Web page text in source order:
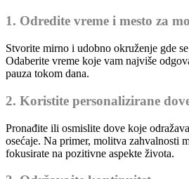
1. Odredite vreme i mesto za
Stvorite mirno i udobno okruženje gde
Odaberite vreme koje vam najviše
pauza tokom dana.
2. Koristite personalizirane
Pronađite ili osmislite dove koje
osećaje. Na primer, molitva zahvalnosti
fokusirate na pozitivne aspekte života.